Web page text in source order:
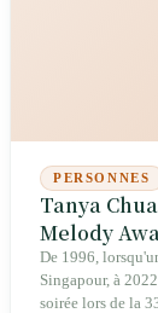
PERSONNES
Tanya
Melody
territoire
De 1996,
Singapour, à
soirée lors de la